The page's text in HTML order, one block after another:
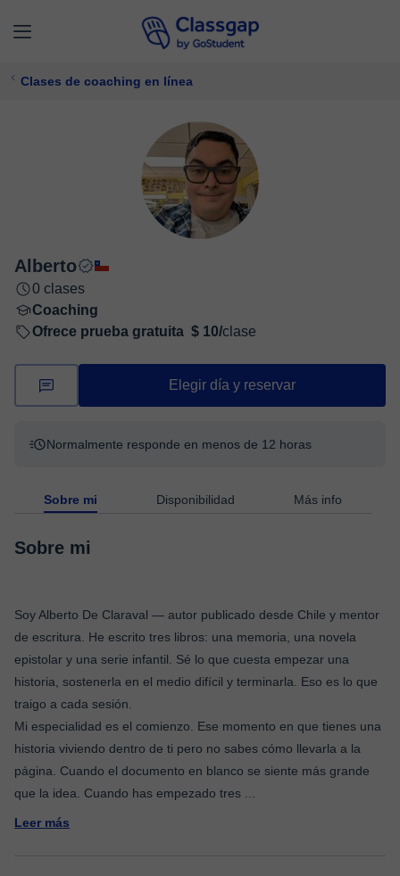
Clases de coaching en línea
Alberto
0 clases
Coaching
Ofrece prueba gratuita $ 10/clase
Elegir día y reservar
Normalmente responde en menos de 12 horas
Sobre mi Disponibilidad Más info
Sobre mi
Soy Alberto De Claraval — autor publicado desde Chile y mentor
de escritura. He escrito tres libros: una memoria, una novela
epistolar y una serie infantil. Sé lo que cuesta empezar una
historia, sostenerla en el medio difícil y terminarla. Eso es lo que
traigo a cada sesión.
Mi especialidad es el comienzo. Ese momento en que tienes una
historia viviendo dentro de ti pero no sabes cómo llevarla a la
página. Cuando el documento en blanco se siente más grande
que la idea. Cuando has empezado tres
Leer más